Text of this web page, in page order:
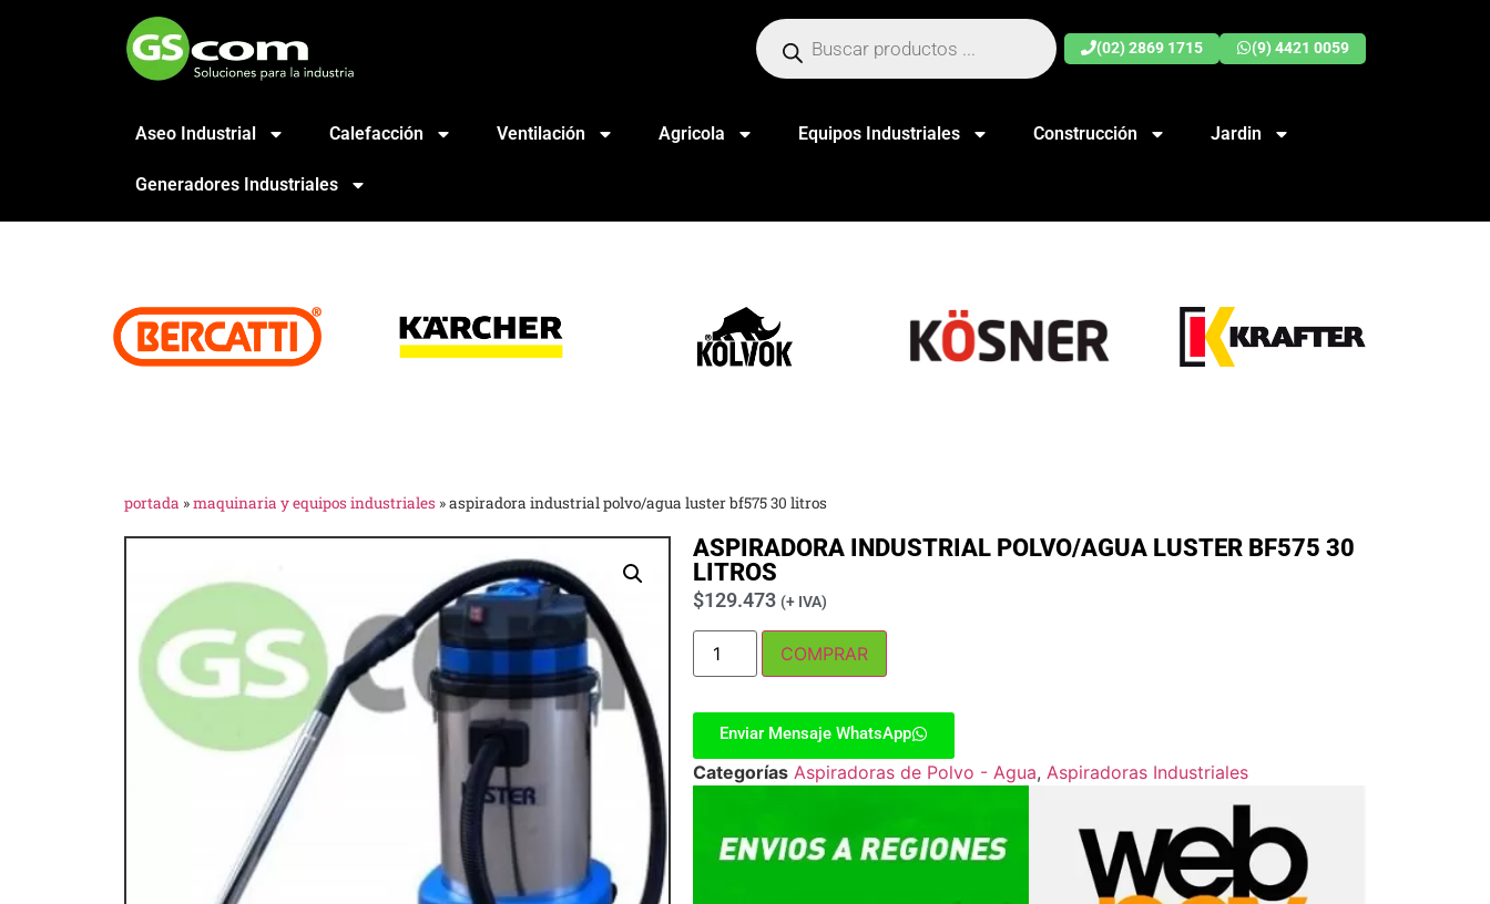
(02) 2869 1715 (9) 4421 0059
Aseo Industrial Calefacción Ventilación Agricola Equipos Industriales Construcción Jardin
Generadores Industriales
portada »maquinaria y equipos industriales »aspiradora industrial polvo/agua luster bf575 30 litros
ASPIRADORA INDUSTRIAL POLVO/AGUA LUSTER BF575 30
LITROS
$129.473 (+ IVA)
COMPRAR
Enviar Mensaje WhatsApp
Categorías Aspiradoras de Polvo - Agua, Aspiradoras Industriales